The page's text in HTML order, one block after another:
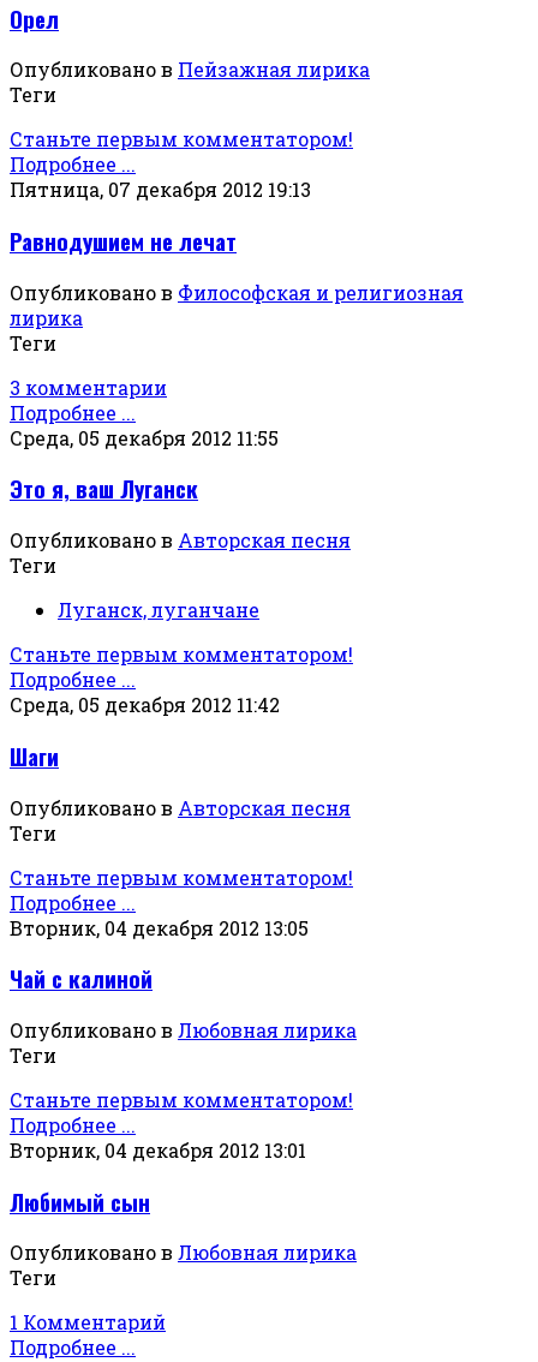
Орел
Опубликовано в Пейзажная лирика
Теги
Станьте первым комментатором!
Подробнее ...
Пятница, 07 декабря 2012 19:13
Равнодушием не лечат
Опубликовано в Философская и религиозная
лирика
Теги
3 комментарии
Подробнее ...
Среда, 05 декабря 2012 11:55
Это я, ваш Луганск
Опубликовано в Авторская песня
Теги
Луганск, луганчане
Станьте первым комментатором!
Подробнее ...
Среда, 05 декабря 2012 11:42
Шаги
Опубликовано в Авторская песня
Теги
Станьте первым комментатором!
Подробнее ...
Вторник, 04 декабря 2012 13:05
Чай с калиной
Опубликовано в Любовная лирика
Теги
Станьте первым комментатором!
Подробнее ...
Вторник, 04 декабря 2012 13:01
Любимый сын
Опубликовано в Любовная лирика
Теги
1 Комментарий
Подробнее ...